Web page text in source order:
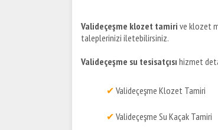
Valideçeşme klozet tamiri ve klozet
taleplerinizi iletebilirsiniz.
Valideçeşme su tesisatçısı hizmet
✔ Valideçeşme Klozet Tamiri
✔ Valideçeşme Su Kaçak Tamiri